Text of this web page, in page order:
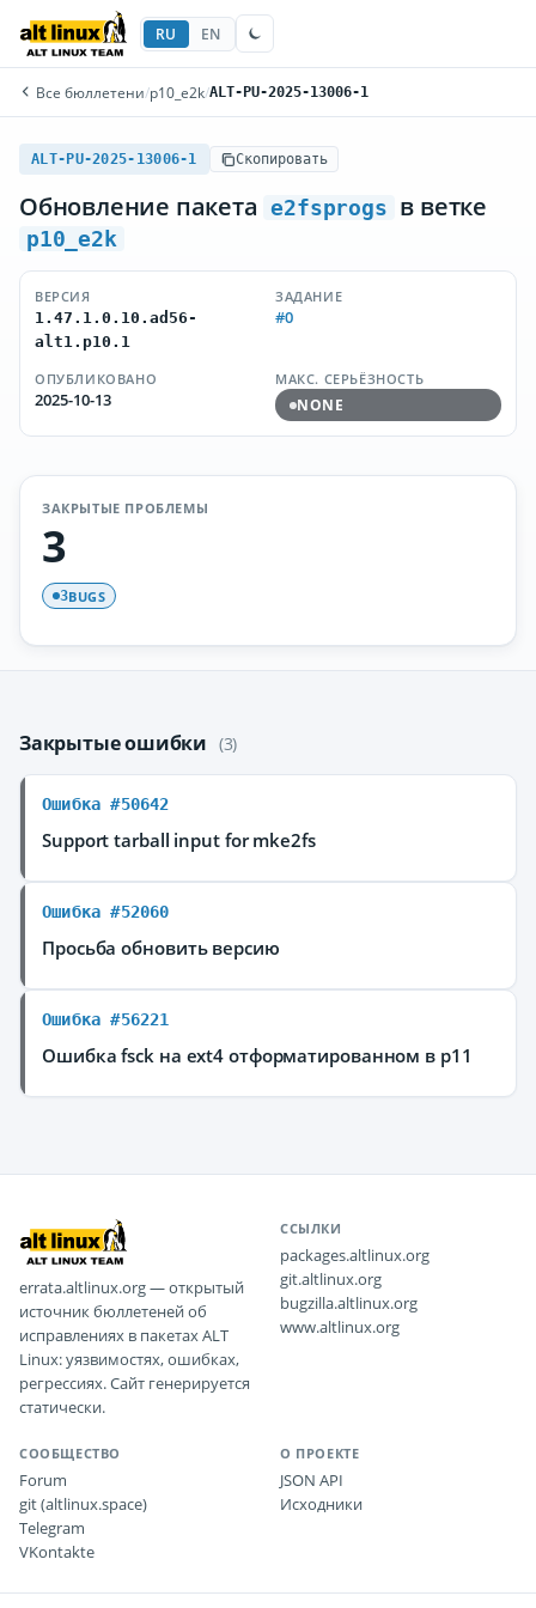
RU EN
Все бюллетени/p10_e2k/ALT-PU-2025-13006-1
ALT-PU-2025-13006-1 Скопировать
Обновление пакета e2fsprogs в ветке
p10_e2k
ВЕРСИЯ
1.47.1.0.10.ad56-
alt1.p10.1
ЗАДАНИЕ
#0
ОПУБЛИКОВАНО
2025-10-13
МАКС. СЕРЬЁЗНОСТЬ
NONE
ЗАКРЫТЫЕ ПРОБЛЕМЫ
3
3BUGS
Закрытые ошибки (3)
Ошибка #50642
Support tarball input for mke2fs
Ошибка #52060
Просьба обновить версию
Ошибка #56221
Ошибка fsck на ext4 отформатированном в p11
errata.altlinux.org — открытый
источник бюллетеней об
исправлениях в пакетах ALT
Linux: уязвимостях, ошибках,
регрессиях. Сайт генерируется
статически.
ССЫЛКИ
packages.altlinux.org
git.altlinux.org
bugzilla.altlinux.org
www.altlinux.org
СООБЩЕСТВО
Forum
git (altlinux.space)
Telegram
VKontakte
О ПРОЕКТЕ
JSON API
Исходники